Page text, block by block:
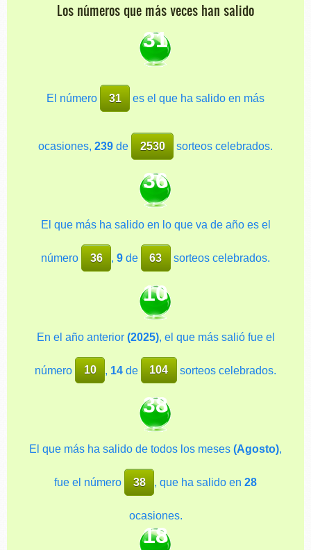
Los números que más veces han salido
31
El número 31 es el que ha salido en más
ocasiones,239 de 2530 sorteos celebrados.
36
El que más ha salido en lo que va de año es el
número 36 , 9 de 63 sorteos celebrados.
10
En el año anterior (2025), el que más salió fue el
número 10 14 de 104 sorteos celebrados.
38
El que más ha salido de todos los meses (Agosto),
fue el número 38 , que ha salido en 28
ocasiones.
18